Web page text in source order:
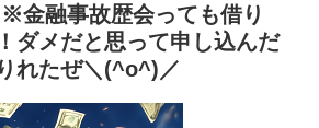
金融事故歴会っても借り
ダメだと思って申し込んだ
れたぜ＼(^o^)／